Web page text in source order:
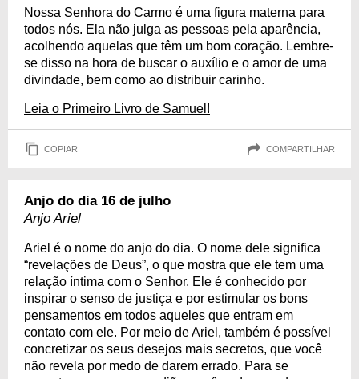
Nossa Senhora do Carmo é uma figura materna para
todos nós. Ela não julga as pessoas pela aparência,
acolhendo aquelas que têm um bom coração. Lembre-
se disso na hora de buscar o auxílio e o amor de uma
divindade, bem como ao distribuir carinho.
Leia o Primeiro Livro de Samuel!
COPIAR COMPARTILHAR
Anjo do dia 16 de julho
Anjo Ariel
Ariel é o nome do anjo do dia. O nome dele significa
“revelações de Deus”, o que mostra que ele tem uma
relação íntima com o Senhor. Ele é conhecido por
inspirar o senso de justiça e por estimular os bons
pensamentos em todos aqueles que entram em
contato com ele. Por meio de Ariel, também é possível
concretizar os seus desejos mais secretos, que você
não revela por medo de darem errado. Para se